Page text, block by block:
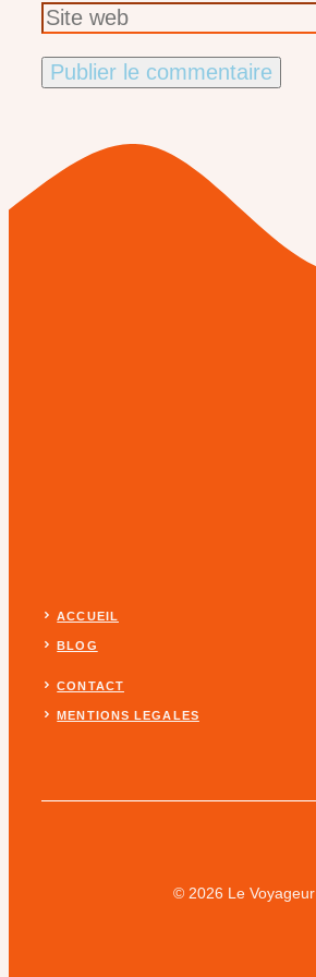
Site
ACCUEIL
BLOG
CONTACT
MENTIONS LEGALES
© 2026 Le Voyageur